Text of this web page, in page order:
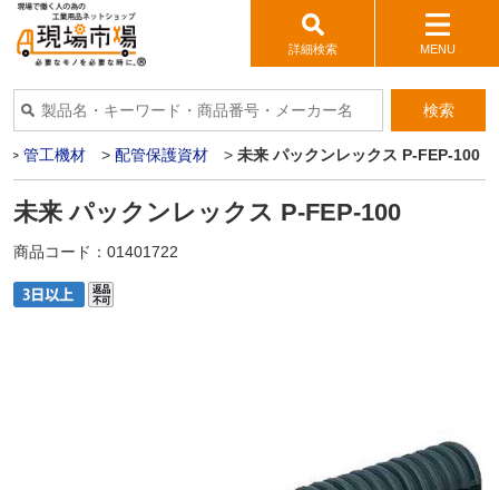
詳細検索 MENU
検索
> 管工機材 > 配管保護資材 > 未来 パックンレックス P-FEP-100
未来 パックンレックス P-FEP-100
商品コード： 01401722